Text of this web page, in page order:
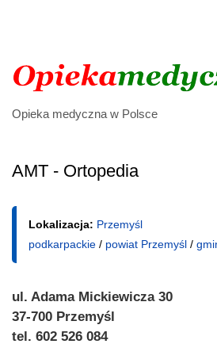
Opieka medyczna w Polsce
AMT - Ortopedia
Lokalizacja: Przemyśl
podkarpackie / powiat Przemyśl /
ul. Adama Mickiewicza 30
37-700 Przemyśl
tel. 602 526 084